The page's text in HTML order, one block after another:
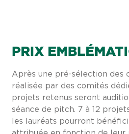
PRIX
Après une pré-sélection des
réalisée par des comités
projets retenus seront
séance de pitch. 7 à 12
les lauréats pourront